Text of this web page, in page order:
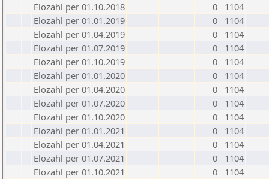
Elozahl per 01.10.2018
0
1104
Elozahl per 01.01.2019
0
1104
Elozahl per 01.04.2019
0
1104
Elozahl per 01.07.2019
0
1104
Elozahl per 01.10.2019
0
1104
Elozahl per 01.01.2020
0
1104
Elozahl per 01.04.2020
0
1104
Elozahl per 01.07.2020
0
1104
Elozahl per 01.10.2020
0
1104
Elozahl per 01.01.2021
0
1104
Elozahl per 01.04.2021
0
1104
Elozahl per 01.07.2021
0
1104
Elozahl per 01.10.2021
0
1104